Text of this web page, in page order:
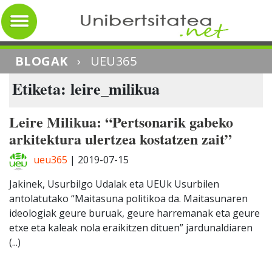
BLOGAK › UEU365
Etiketa: leire_milikua
Leire Milikua: “Pertsonarik gabeko
arkitektura ulertzea kostatzen zait”
ueu365 | 2019-07-15
Jakinek, Usurbilgo Udalak eta UEUk Usurbilen
antolatutako “Maitasuna politikoa da. Maitasunaren
ideologiak geure buruak, geure harremanak eta geure
etxe eta kaleak nola eraikitzen dituen” jardunaldiaren
(...)